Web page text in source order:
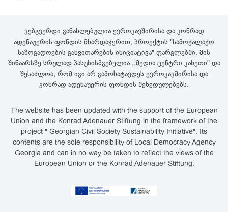
ვებგვერდი განახლებულია ევროკავშირისა და კონრად
ადენაუერის ფონდის მხარდაჭერით, პროექტის "სამოქალაქო
საზოგადოების განვითარების ინიციატივა" ფარგლებში. მის
შინაარსზე სრულად პასუხისმგებელია ,,მედია ცენტრი კახეთი" და
შესაძლოა, რომ იგი არ გამოხატავდეს ევროკავშირისა და
კონრად ადენაუერის ფონდის შეხედულებებს.
The website has been updated with the support of the European
Union and the Konrad Adenauer Stiftung in the framework of the
project " Georgian Civil Society Sustainability Initiative". Its
contents are the sole responsibility of Local Democracy Agency
Georgia and can in no way be taken to reflect the views of the
European Union or the Konrad Adenauer Stiftung.